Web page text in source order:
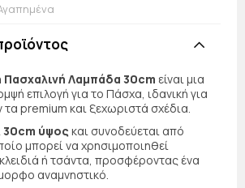
Λαμπάδα 30cm είναι μια
επιλογή για το Πάσχα, ιδανική για
premium και ξεχωριστά σχέδια.
30cm ύψος και συνοδεύεται από
μπορεί να χρησιμοποιηθεί
ή τσάντα, προσφέροντας ένα
αναμνηστικό.